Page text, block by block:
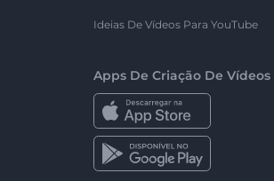
Ideias De Vídeos Para YouTube
Apps De Criação De Vídeos